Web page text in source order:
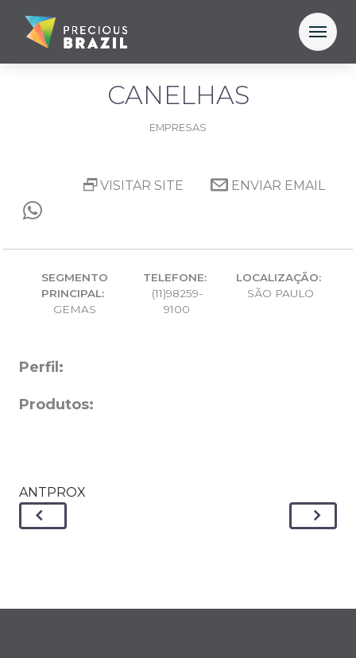
CANELHAS
EMPRESAS
VISITAR SITE ENVIAR EMAIL
SEGMENTO
PRINCIPAL:
GEMAS
TELEFONE:
(11)98259-
9100
LOCALIZAÇÃO:
SÃO PAULO
Perfil:
Produtos:
ANTPROX